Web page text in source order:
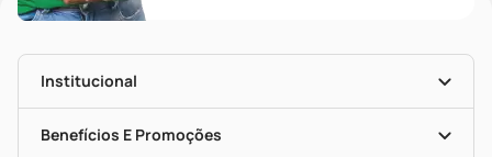
Institucional
História
Nossas Lojas
Benefícios E Promoções